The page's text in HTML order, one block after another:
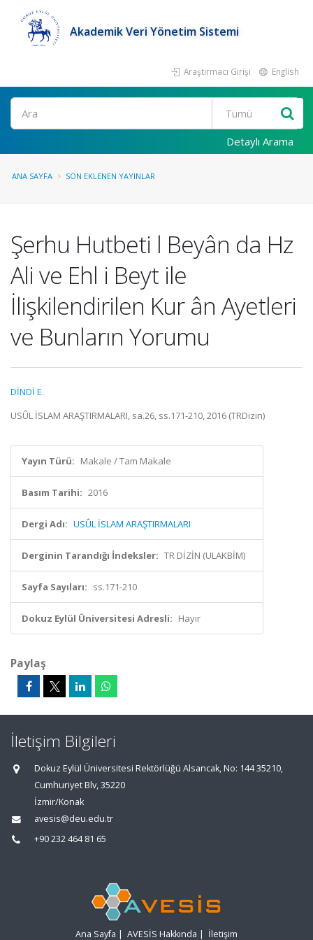
Akademik Veri Yönetim Sistemi
Araştırmacı Girişi English
Ara
Detaylı Arama
ANA SAYFA SON EKLENEN YAYINLAR
Şerhu Hutbeti l Beyân da Hz
Ali ve Ehl i Beyt ile
İlişkilendirilen Kur ân Ayetleri
ve Bunların Yorumu
DİNDİ E.
USÛL İSLAM ARAŞTIRMALARI, sa.26, ss.171-210, 2016 (TRDizin)
Yayın Türü: Makale / Tam Makale
Basım Tarihi: 2016
Dergi Adı: USÛL İSLAM ARAŞTIRMALARI
Derginin Tarandığı İndeksler: TR DİZİN (ULAKBİM)
Sayfa Sayıları: ss.171-210
Dokuz Eylül Üniversitesi Adresli: Hayır
Paylaş
İletişim Bilgileri
Dokuz Eylül Üniversitesi Rektörlüğü Alsancak, No: 144 35210,
Cumhuriyet Blv, 35220
İzmir/Konak
avesis@deu.edu.tr
+90 232 464 81 65
Ana Sayfa | AVESİS Hakkında | İletişim